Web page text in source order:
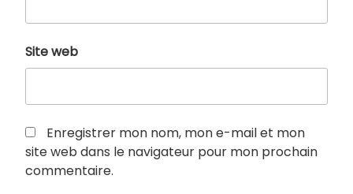
Site web
Enregistrer mon nom, mon e-mail et mon
site web dans le navigateur pour mon prochain
commentaire.